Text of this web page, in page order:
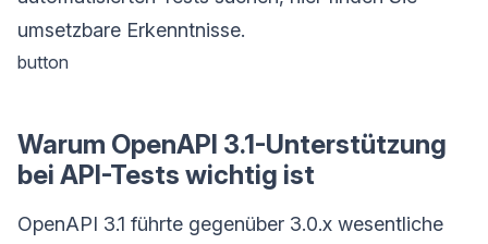
umsetzbare Erkenntnisse.
button
Warum OpenAPI 3.1-Unterstützung
bei API-Tests wichtig ist
OpenAPI 3.1 führte gegenüber 3.0.x wesentliche